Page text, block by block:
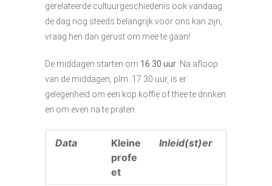
gerelateerde cultuurgeschiedenis ook vandaag
de dag nog steeds belangrijk voor ons kan zijn,
vraag hen dan gerust om mee te gaan!
De middagen starten om 16.30 uur . Na afloop
van de middagen, plm. 17.30 uur, is er
gelegenheid om een kop koffie of thee te drinken
en om even na te praten.
Data
Kleine
profe
et
Inleid(st)er